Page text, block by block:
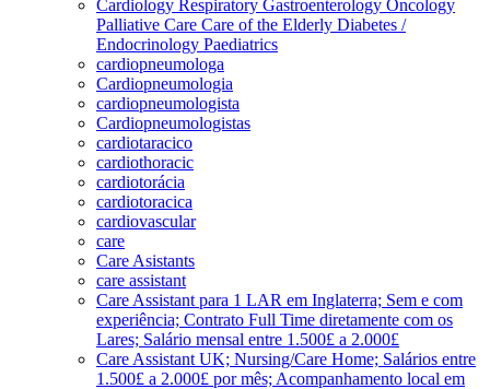
Cardiology Respiratory Gastroenterology Oncology
Palliative Care Care of the Elderly Diabetes /
Endocrinology Paediatrics
cardiopneumologa
Cardiopneumologia
cardiopneumologista
Cardiopneumologistas
cardiotaracico
cardiothoracic
cardiotorácia
cardiotoracica
cardiovascular
care
Care Asistants
care assistant
Care Assistant para 1 LAR em Inglaterra; Sem e com
experiência; Contrato Full Time diretamente com os
Lares; Salário mensal entre 1.500£ a 2.000£
Care Assistant UK; Nursing/Care Home; Salários entre
1.500£ a 2.000£ por mês; Acompanhamento local em